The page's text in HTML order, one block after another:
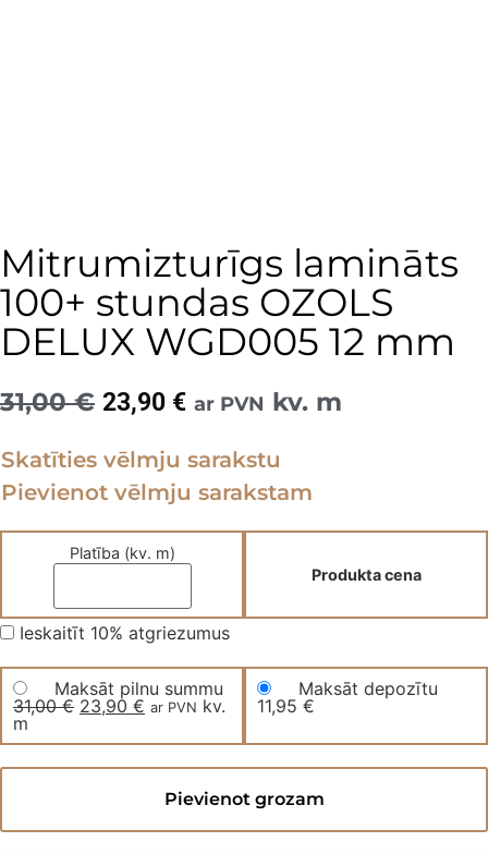
Mitrumizturīgs lamināts
100+ stundas OZOLS
DELUX WGD005 12 mm
31,00€ Original
was:
31,00 €.
23,90 € Current
is:
ar PVN kv. m
Skatīties vēlmju sarakstu
Pievienot vēlmju sarakstam
Platība (kv. m)
Produkta cena
Ieskaitīt 10% atgriezumus
Maksāt pilnu summu
31,00€ Original
price
was:
23,90 € Current
is:
ar PVN kv.
m
Maksāt depozītu
11,95 €
Mitrumizturīgs
stundas
Pievienot grozam